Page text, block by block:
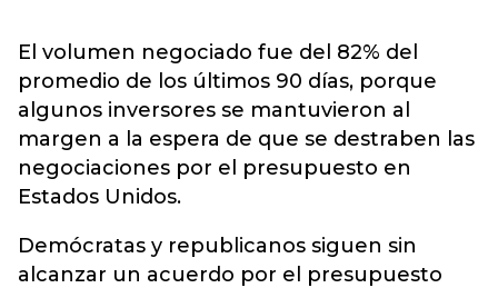
El volumen negociado fue del 82% del
promedio de los últimos 90 días, porque
algunos inversores se mantuvieron al
margen a la espera de que se destraben las
negociaciones por el presupuesto en
Estados Unidos.
Demócratas y republicanos siguen sin
alcanzar un acuerdo por el presupuesto